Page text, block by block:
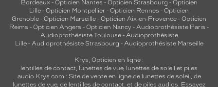
Bordeaux- Opticien Nantes - Opticien Strasbourg - Opticien
Lille - Opticien Montpellier - Opticien Rennes - Opticien
Grenoble - Opticien Marseille - Opticien Aix-en-Provence - Opticien
Reims - Opticien Angers - Opticien Nancy - Audioprothésiste Paris -
Audioprothésiste Toulouse- Audioprothésiste
Lille- Audioprothésiste Strasbourg - Audioprothésiste Marseille
Krys, Opticien en ligne :
lentilles de contact, lunettes de vue, lunettes de soleil et piles
audio Krys.com : Site de vente en ligne de lunettes de soleil, de
lunettes de vue, de lentilles de contact, et de piles audios. Essayez